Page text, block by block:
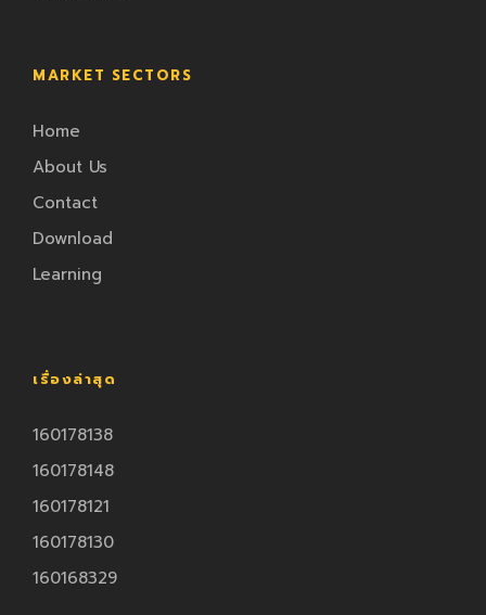
MARKET SECTORS
Home
About Us
Contact
Download
Learning
เรื่องล่าสุด
160178138
160178148
160178121
160178130
160168329